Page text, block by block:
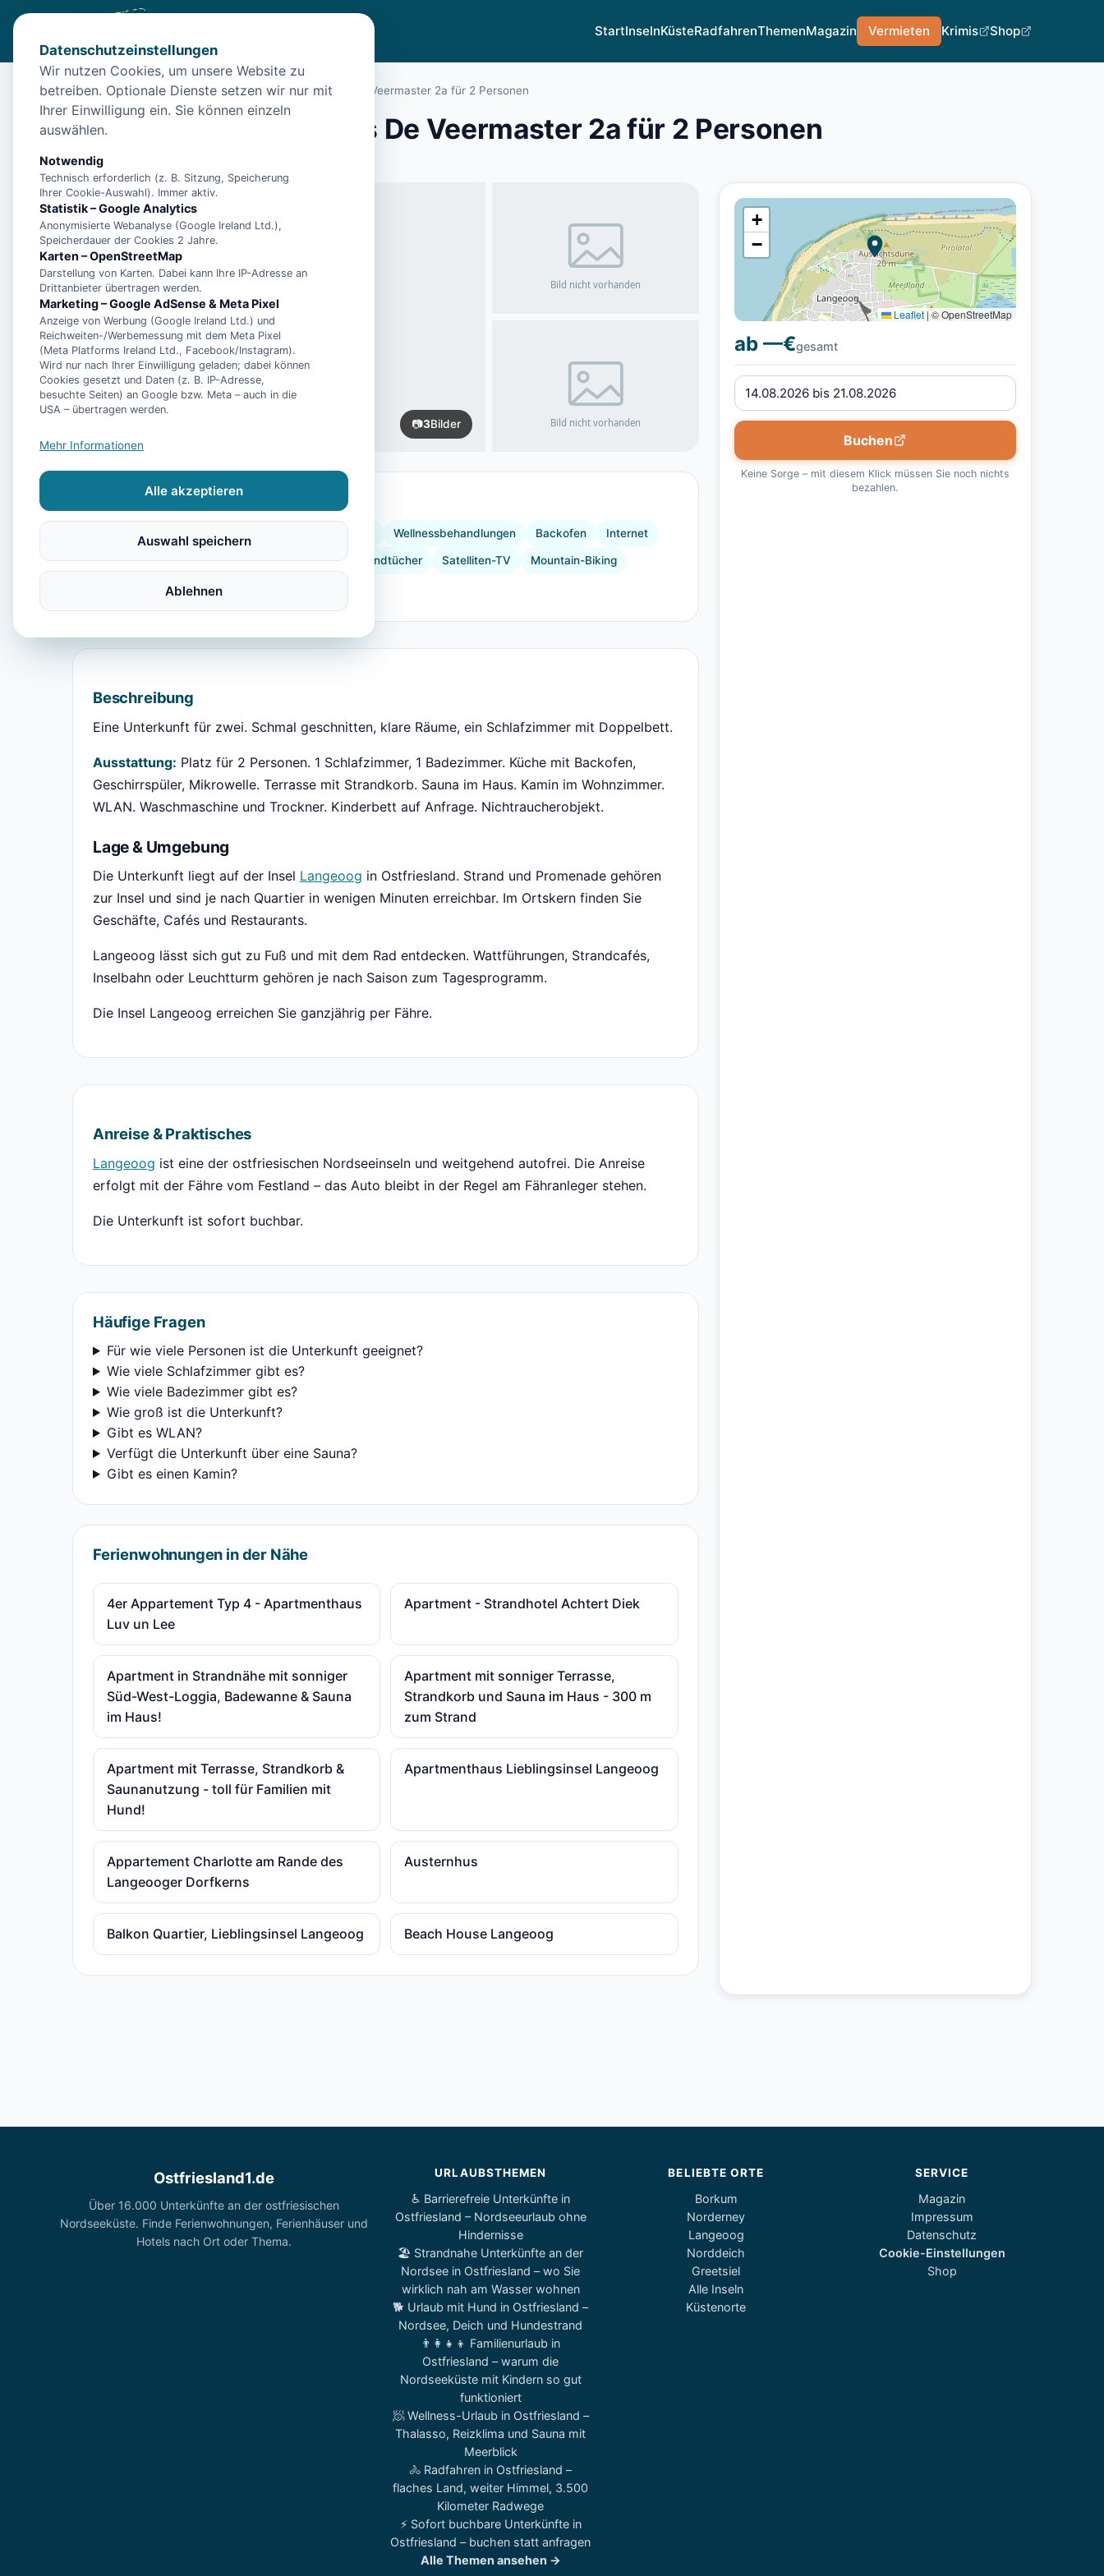
StartInselnKüsteRadfahrenThemenMagazin Vermieten Krimis Shop
Start Unterkünfte Langeoog/Langeoog – Ferienhaus De Veermaster 2a für 2 Personen
Langeoog – Ferienhaus De Veermaster 2a für 2 Personen
26465 Langeoog
📷3Bilder
Ausstattung
Mikrowelle Wellnessbehandlungen Backofen Internet
Golf Reiten Strand Kinderhochstuhl Handtücher Satelliten-TV Mountain-Biking
Veranda
Beschreibung
Eine Unterkunft für zwei. Schmal geschnitten, klare Räume, ein Schlafzimmer mit Doppelbett.
Ausstattung: Platz für 2 Personen. 1 Schlafzimmer, 1 Badezimmer. Küche mit Backofen,
Geschirrspüler, Mikrowelle. Terrasse mit Strandkorb. Sauna im Haus. Kamin im Wohnzimmer.
WLAN. Waschmaschine und Trockner. Kinderbett auf Anfrage. Nichtraucherobjekt.
Lage & Umgebung
Die Unterkunft liegt auf der Insel Langeoog in Ostfriesland. Strand und Promenade gehören
zur Insel und sind je nach Quartier in wenigen Minuten erreichbar. Im Ortskern finden Sie
Geschäfte, Cafés und Restaurants.
Langeoog lässt sich gut zu Fuß und mit dem Rad entdecken. Wattführungen, Strandcafés,
Inselbahn oder Leuchtturm gehören je nach Saison zum Tagesprogramm.
Die Insel Langeoog erreichen Sie ganzjährig per Fähre.
Anreise & Praktisches
Langeoog ist eine der ostfriesischen Nordseeinseln und weitgehend autofrei. Die Anreise
erfolgt mit der Fähre vom Festland – das Auto bleibt in der Regel am Fähranleger stehen.
Die Unterkunft ist sofort buchbar.
Häufige Fragen
Für wie viele Personen ist die Unterkunft geeignet?
Wie viele Schlafzimmer gibt es?
Wie viele Badezimmer gibt es?
Wie groß ist die Unterkunft?
Gibt es WLAN?
Verfügt die Unterkunft über eine Sauna?
Gibt es einen Kamin?
Ferienwohnungen in der Nähe
4er Appartement Typ 4 - Apartmenthaus
Luv un Lee
Apartment - Strandhotel Achtert Diek
Apartment in Strandnähe mit sonniger
Süd-West-Loggia, Badewanne & Sauna
im Haus!
Apartment mit sonniger Terrasse,
Strandkorb und Sauna im Haus - 300 m
zum Strand
Apartment mit Terrasse, Strandkorb &
Saunanutzung - toll für Familien mit
Hund!
Apartmenthaus Lieblingsinsel Langeoog
Appartement Charlotte am Rande des
Langeooger Dorfkerns
Austernhus
Balkon Quartier, Lieblingsinsel Langeoog Beach House Langeoog
+
−
Leaflet |© OpenStreetMap
ab —€gesamt
Buchen
Keine Sorge – mit diesem Klick müssen Sie noch nichts
bezahlen.
Ostfriesland1.de
Über 16.000 Unterkünfte an der ostfriesischen
Nordseeküste. Finde Ferienwohnungen, Ferienhäuser und
Hotels nach Ort oder Thema.
URLAUBSTHEMEN
♿ Barrierefreie Unterkünfte in
Ostfriesland – Nordseeurlaub ohne
Hindernisse
🏖️ Strandnahe Unterkünfte an der
Nordsee in Ostfriesland – wo Sie
wirklich nah am Wasser wohnen
🐕 Urlaub mit Hund in Ostfriesland –
Nordsee, Deich und Hundestrand
👨‍👩‍👧‍👦 Familienurlaub in
Ostfriesland – warum die
Nordseeküste mit Kindern so gut
funktioniert
🧖 Wellness-Urlaub in Ostfriesland –
Thalasso, Reizklima und Sauna mit
Meerblick
🚴 Radfahren in Ostfriesland –
flaches Land, weiter Himmel, 3.500
Kilometer Radwege
⚡ Sofort buchbare Unterkünfte in
Ostfriesland – buchen statt anfragen
Alle Themen ansehen →
BELIEBTE ORTE
Borkum
Norderney
Langeoog
Norddeich
Greetsiel
Alle Inseln
Küstenorte
SERVICE
Magazin
Impressum
Datenschutz
Cookie-Einstellungen
Shop
Datenschutzeinstellungen
Wir nutzen Cookies, um unsere Website zu
betreiben. Optionale Dienste setzen wir nur mit
Ihrer Einwilligung ein. Sie können einzeln
auswählen.
Notwendig
Technisch erforderlich (z. B. Sitzung, Speicherung
Ihrer Cookie-Auswahl). Immer aktiv.
Statistik – Google Analytics
Anonymisierte Webanalyse (Google Ireland Ltd.),
Speicherdauer der Cookies 2 Jahre.
Karten – OpenStreetMap
Darstellung von Karten. Dabei kann Ihre IP-Adresse an
Drittanbieter übertragen werden.
Marketing – Google AdSense & Meta Pixel
Anzeige von Werbung (Google Ireland Ltd.) und
Reichweiten-/Werbemessung mit dem Meta Pixel
(Meta Platforms Ireland Ltd., Facebook/Instagram).
Wird nur nach Ihrer Einwilligung geladen; dabei können
Cookies gesetzt und Daten (z. B. IP-Adresse,
besuchte Seiten) an Google bzw. Meta – auch in die
USA – übertragen werden.
Mehr Informationen
Alle akzeptieren
Auswahl speichern
Ablehnen